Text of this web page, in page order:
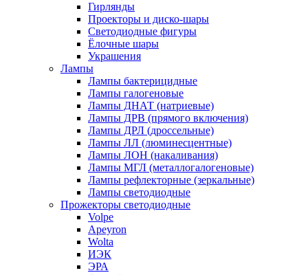
Гирлянды
Проекторы и диско-шары
Светодиодные фигуры
Ёлочные шары
Украшения
Лампы
Лампы бактерицидные
Лампы галогеновые
Лампы ДНАТ (натриевые)
Лампы ДРВ (прямого включения)
Лампы ДРЛ (дроссельные)
Лампы ЛЛ (люминесцентные)
Лампы ЛОН (накаливания)
Лампы МГЛ (металлогалогеновые)
Лампы рефлекторные (зеркальные)
Лампы светодиодные
Прожекторы светодиодные
Volpe
Apeyron
Wolta
ИЭК
ЭРА